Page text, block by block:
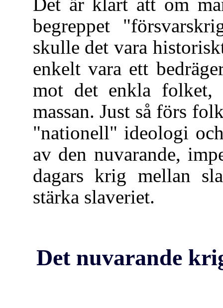
begreppet
skulle det vara
enkelt vara ett
mot det enkla folket,
massan. Just så förs
"nationell" ideologi
av den nuvarande,
dagars krig mellan
stärka slaveriet.
Det nuvarande